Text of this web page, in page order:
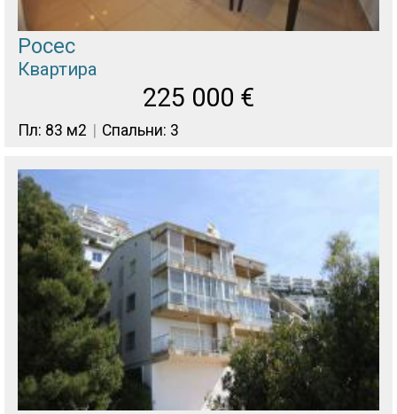
Росес
Квартира
225 000 €
Пл: 83 м2 Спальни: 3